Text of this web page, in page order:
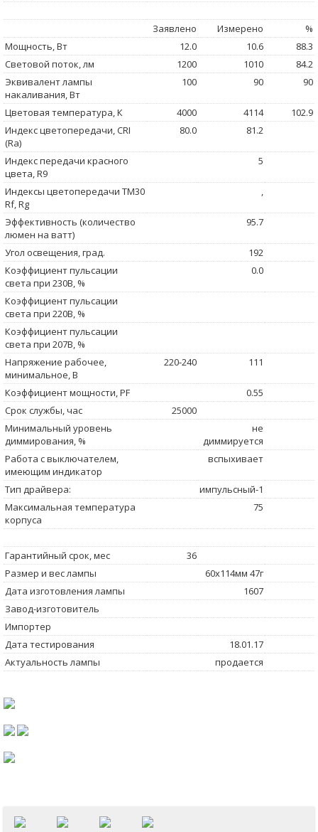
Заявлено Измерено
%
Мощность, Вт
12.0 10.6
88.3
Световой поток, лм
1200 1010
84.2
Эквивалент лампы
накаливания, Вт
100 90 90
Цветовая температура, К 4000 4114
102.9
Индекс цветопередачи, CRI
(Ra)
80.0 81.2
Индекс передачи красного
цвета, R9
5
Индексы цветопередачи TM30
Rf, Rg
,
Эффективность (количество
люмен на ватт)
95.7
Угол освещения, град.
192
Коэффициент пульсации
света при 230В, %
0.0
Коэффициент пульсации
света при 220В, %
Коэффициент пульсации
света при 207В, %
Напряжение рабочее,
минимальное, В
220-240 111
Коэффициент мощности, PF
0.55
Срок службы, час
25000
Минимальный уровень
диммирования, %
не
диммируется
Работа с выключателем,
имеющим индикатор
вспыхивает
Тип драйвера:
импульсный-1
Максимальная температура
корпуса
75
Гарантийный срок, мес
36
Размер и вес лампы
60x114мм 47г
Дата изготовления лампы
1607
Завод-изготовитель
Импортер
Дата тестирования
18.01.17
Актуальность лампы
продается